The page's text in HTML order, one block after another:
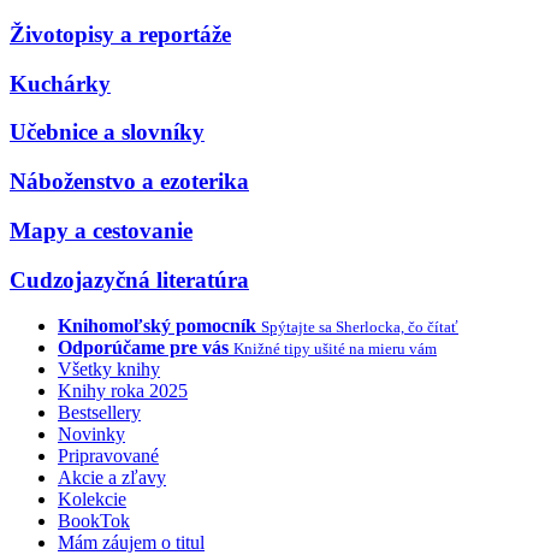
Životopisy a reportáže
Kuchárky
Učebnice a slovníky
Náboženstvo a ezoterika
Mapy a cestovanie
Cudzojazyčná literatúra
Knihomoľský pomocník Spýtajte sa Sherlocka, čo čítať
Odporúčame pre vás Knižné tipy ušité na mieru vám
Všetky knihy
Knihy roka 2025
Bestsellery
Novinky
Pripravované
Akcie a zľavy
Kolekcie
BookTok
Mám záujem o titul